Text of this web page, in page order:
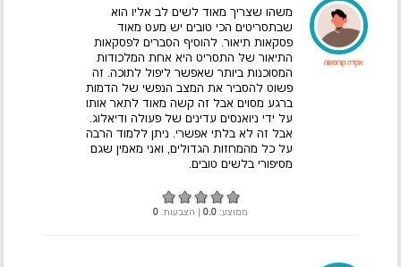
אקירה קורוסאווה
משהו שצריך מאוד לשים לב אליו הוא
שבתסריטים הכי טובים יש מעט מאוד
פסקאות תיאור. להוסיף הסברים לפסקאות
התיאור של התסריט היא אחת המלכודות
המסוכנות ביותר שאפשר ליפול לתוכה. זה
פשוט להסביר את המצב הנפשי של הדמות
ברגע מסוים אבל זה קשה מאוד לתאר אותו
על ידי ניואנסים עדינים של פעולה ודיאלוג.
אבל זה לא בלתי אפשרי. ניתן ללמוד הרבה
על כל מהמחזות הגדולים, ואני מאמין שגם
מסיפורי בלשים טובים.
ממוצע: 0.0 | הצבעות: 0